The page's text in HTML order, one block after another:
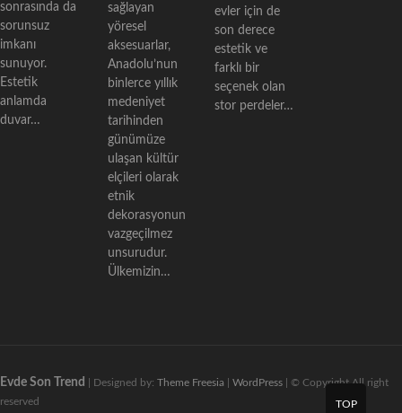
sonrasında da
sorunsuz
imkanı
sunuyor.
Estetik
anlamda
duvar…
sağlayan
yöresel
aksesuarlar,
Anadolu’nun
binlerce yıllık
medeniyet
tarihinden
günümüze
ulaşan kültür
elçileri olarak
etnik
dekorasyonun
vazgeçilmez
unsurudur.
Ülkemizin…
evler için de
son derece
estetik ve
farklı bir
seçenek olan
stor perdeler…
Evde Son Trend | Designed by: Theme Freesia WordPress | © Copyright All right
reserved
TOP